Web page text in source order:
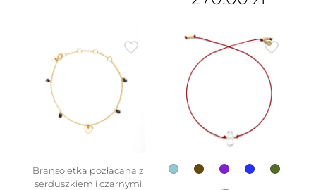
Bransoletka pozłacana z
serduszkiem i czarnymi